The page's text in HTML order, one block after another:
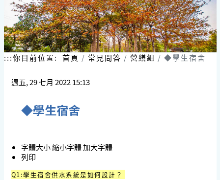
:::你目前位置: 首頁 常見問答 營繕組 ◆學生宿舍
週五, 29 七月 2022 15:13
◆學生宿舍
字體大小縮小字體加大字體
列印
Q1:學生宿舍供水系統是如何設計？